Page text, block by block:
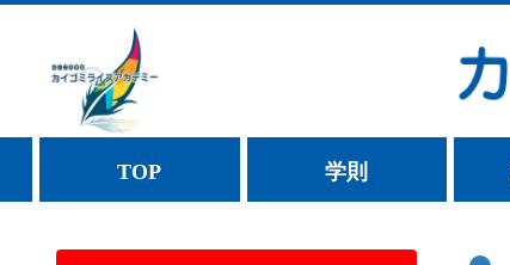
TOP 学則